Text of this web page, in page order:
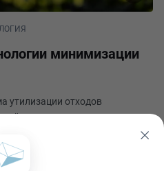
минимизации
утилизации отходов
Нарастающее количество
воды, почвы и воздуха, а также
ресурсов. Для